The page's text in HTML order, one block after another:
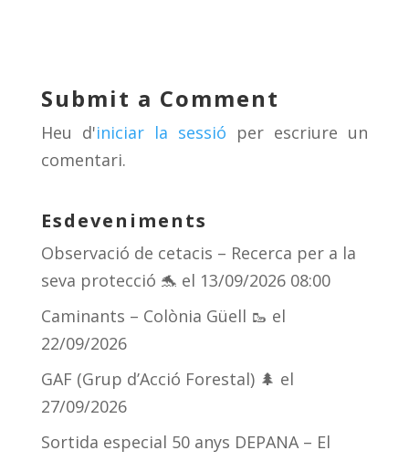
y d
s
a
m
ar
te
ix
Submit a Comment
Heu d'iniciar la sessió per escriure un
comentari.
Esdeveniments
Observació de cetacis – Recerca per a la
seva protecció 🐬 el 13/09/2026 08:00
Caminants – Colònia Güell 🥾 el
22/09/2026
GAF (Grup d’Acció Forestal) 🌲 el
27/09/2026
Sortida especial 50 anys DEPANA – El